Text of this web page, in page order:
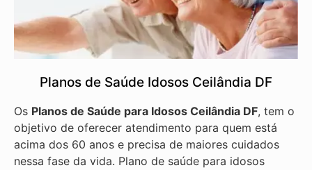
Planos de Saúde Idosos Ceilândia DF
Os Planos de Saúde para Idosos Ceilândia DF, tem o
objetivo de oferecer atendimento para quem está
acima dos 60 anos e precisa de maiores cuidados
nessa fase da vida. Plano de saúde para idosos